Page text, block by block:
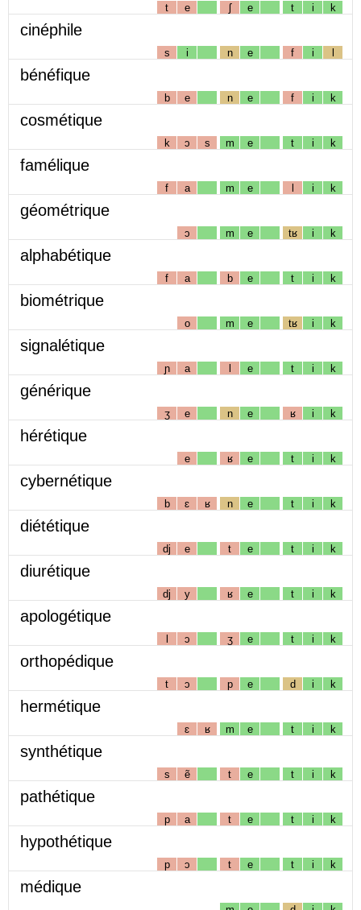
t e ʃ e t i k
cinéphile
s i n e f i l
bénéfique
b e n e f i k
cosmétique
k ɔ s m e t i k
famélique
f a m e l i k
géométrique
ɔ m e tʁ i k
alphabétique
f a b e t i k
biométrique
o m e tʁ i k
signalétique
ɲ a l e t i k
générique
ʒ e n e ʁ i k
hérétique
e ʁ e t i k
cybernétique
b ɛ ʁ n e t i k
diététique
dj e t e t i k
diurétique
dj y ʁ e t i k
apologétique
l ɔ ʒ e t i k
orthopédique
t ɔ p e d i k
hermétique
ɛ ʁ m e t i k
synthétique
s ẽ t e t i k
pathétique
p a t e t i k
hypothétique
p ɔ t e t i k
médique